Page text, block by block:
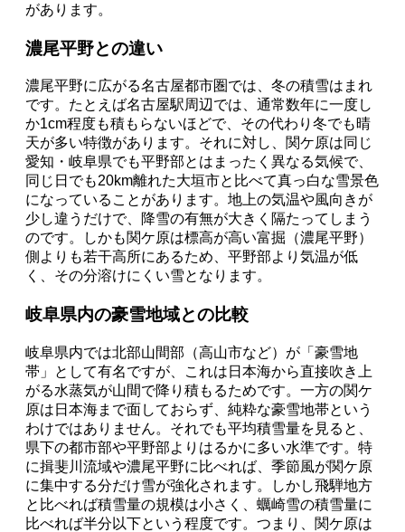
があります。
濃尾平野との違い
濃尾平野に広がる名古屋都市圏では、冬の積雪はまれ
です。たとえば名古屋駅周辺では、通常数年に一度し
か1cm程度も積もらないほどで、その代わり冬でも晴
天が多い特徴があります。それに対し、関ケ原は同じ
愛知・岐阜県でも平野部とはまったく異なる気候で、
同じ日でも20km離れた大垣市と比べて真っ白な雪景色
になっていることがあります。地上の気温や風向きが
少し違うだけで、降雪の有無が大きく隔たってしまう
のです。しかも関ケ原は標高が高い富掘（濃尾平野）
側よりも若干高所にあるため、平野部より気温が低
く、その分溶けにくい雪となります。
岐阜県内の豪雪地域との比較
岐阜県内では北部山間部（高山市など）が「豪雪地
帯」として有名ですが、これは日本海から直接吹き上
がる水蒸気が山間で降り積もるためです。一方の関ケ
原は日本海まで面しておらず、純粋な豪雪地帯という
わけではありません。それでも平均積雪量を見ると、
県下の都市部や平野部よりはるかに多い水準です。特
に揖斐川流域や濃尾平野に比べれば、季節風が関ケ原
に集中する分だけ雪が強化されます。しかし飛騨地方
と比べれば積雪量の規模は小さく、蠣崎雪の積雪量に
比べれば半分以下という程度です。つまり、関ケ原は